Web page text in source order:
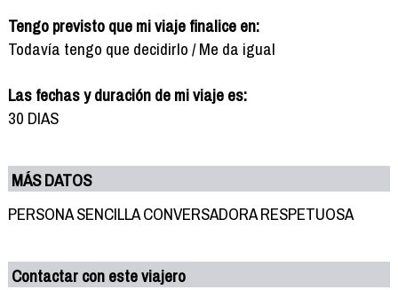
Tengo previsto que mi viaje finalice en:
Todavía tengo que decidirlo / Me da igual
Las fechas y duración de mi viaje es:
30 DIAS
MÁS DATOS
PERSONA SENCILLA CONVERSADORA RESPETUOSA
Contactar con este viajero